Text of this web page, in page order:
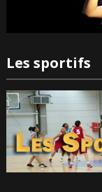
Les sportifs